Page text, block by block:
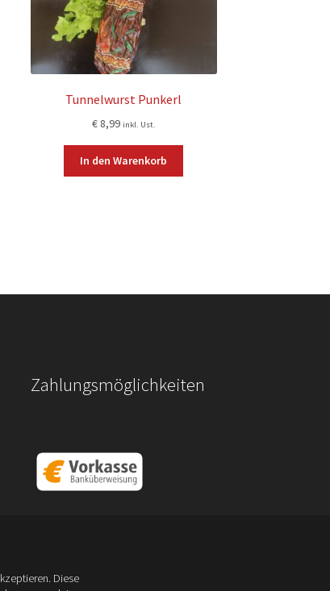
Tunnelwurst Punkerl
€8,99 inkl. Ust.
In den Warenkorb
Zahlungsmöglichkeiten
Diese